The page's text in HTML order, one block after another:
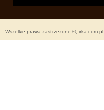
Wszelkie prawa zastrzeżone ©, irka.com.pl